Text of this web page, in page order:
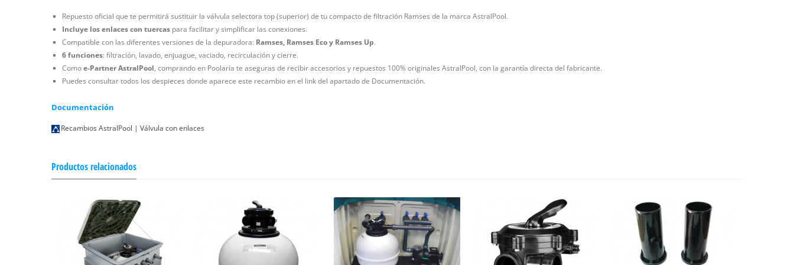
Repuesto oficial que te permitirá sustituir la válvula selectora top (superior) de tu compacto de filtración Ramses de la marca AstralPool.
Incluye los enlaces con tuercas para facilitar y simplificar las conexiones.
Compatible con las diferentes versiones de la depuradora: Ramses, Ramses Eco y Ramses Up.
6 funciones: filtración, lavado, enjuague, vaciado, recirculación y cierre.
Comoe-Partner AstralPool, comprando en Poolaria te aseguras de recibir accesorios y repuestos 100% originales AstralPool, con la garantía directa del fabricante.
Puedes consultar todos los despieces donde aparece este recambio en el link del apartado de Documentación.
Documentación
Recambios AstralPool | Válvula con enlaces
Productos relacionados